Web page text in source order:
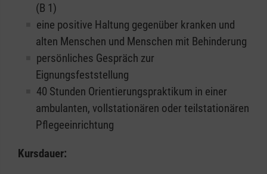
(B 1)
eine positive Haltung gegenüber kranken und
alten Menschen und Menschen mit Behinderung
persönliches Gespräch zur
Eignungsfeststellung
40 Stunden Orientierungspraktikum in einer
ambulanten, vollstationären oder teilstationären
Pflegeeinrichtung
Kursdauer: